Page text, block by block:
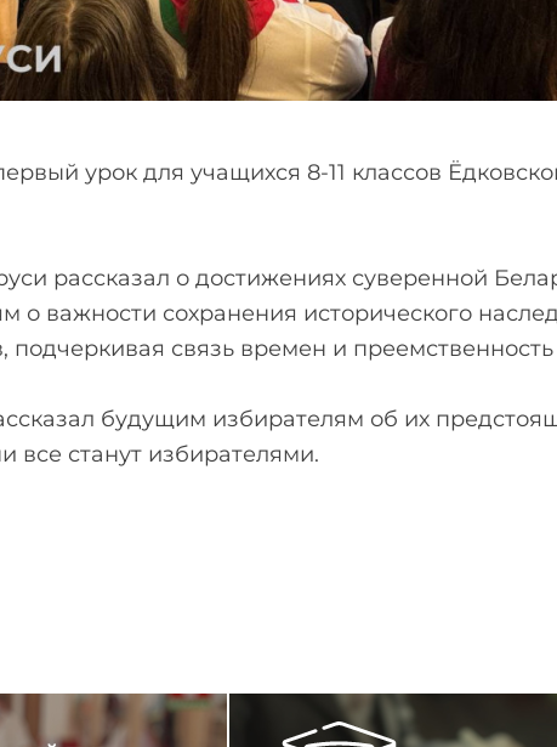
урок для учащихся 8-11 классов
рассказал о достижениях суверенной
важности сохранения исторического
связь времен и
будущим избирателям об их
все станут избирателями.